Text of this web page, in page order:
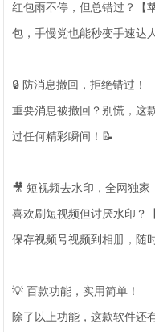
红包雨不停，但总错过？【
包，手慢党也能秒变手速达
🔒 防消息撤回，拒绝错过！
重要消息被撤回？别慌，这
过任何精彩瞬间！📝
🎥 短视频去水印，全网独家
喜欢刷短视频但讨厌水印？
保存视频号视频到相册，随
💡 百款功能，实用简单！
除了以上功能，这款软件还